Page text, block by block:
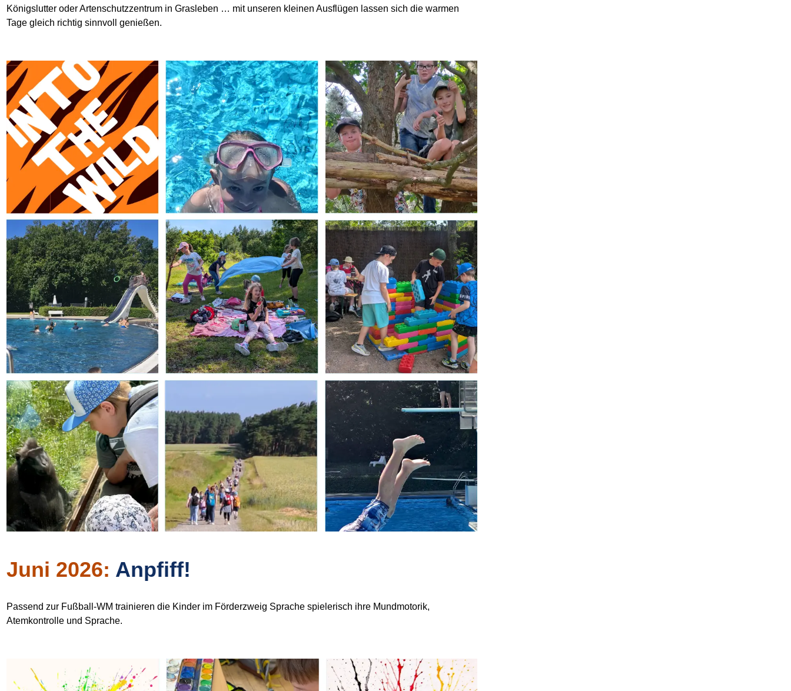
Königslutter oder Artenschutzzentrum in Grasleben … mit unseren kleinen Ausflügen lassen sich die warmen
Tage gleich richtig sinnvoll genießen.
Juni 2026: Anpfiff!
Passend zur Fußball-WM trainieren die Kinder im Förderzweig Sprache spielerisch ihre Mundmotorik,
Atemkontrolle und Sprache.